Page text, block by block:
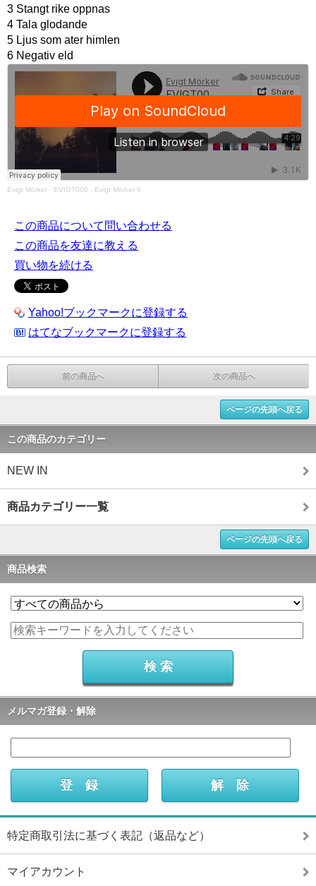
3 Stangt rike oppnas
4 Tala glodande
5 Ljus som ater himlen
6 Negativ eld
Evigt Mörker · EVIGT006 - Evigt Mörker 6
この商品について問い合わせる
この商品を友達に教える
買い物を続ける
Yahoo!ブックマークに登録する
はてなブックマークに登録する
前の商品へ 次の商品へ
ページの先頭へ戻る
この商品のカテゴリー
NEW IN
商品カテゴリー一覧
ページの先頭へ戻る
商品検索
メルマガ登録・解除
特定商取引法に基づく表記（返品など）
マイアカウント